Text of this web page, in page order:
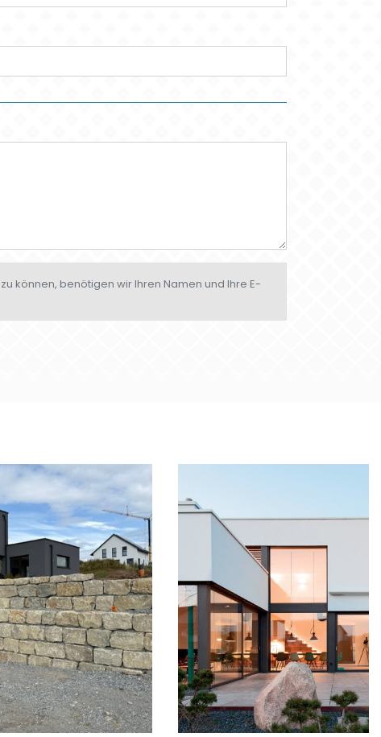
können, benötigen wir Ihren Namen und Ihre E-